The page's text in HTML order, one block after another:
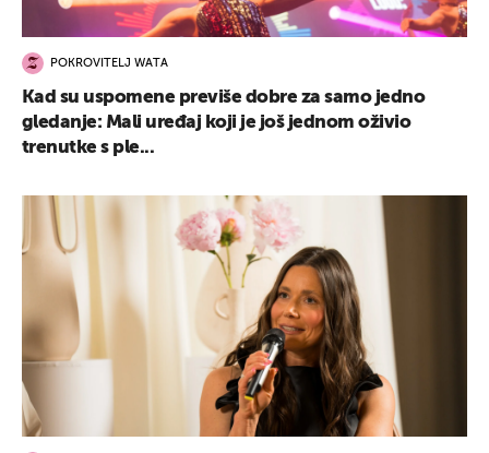
POKROVITELJ WATA
Kad su uspomene previše dobre za samo jedno
gledanje: Mali uređaj koji je još jednom oživio
trenutke s ple...